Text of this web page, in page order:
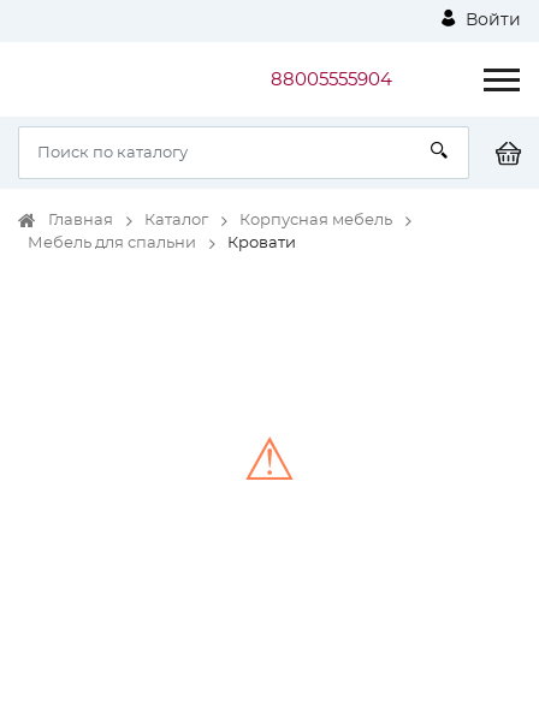
Войти
88005555904
Главная Каталог
Корпусная мебель
Мебель для спальни
Кровати
⚠